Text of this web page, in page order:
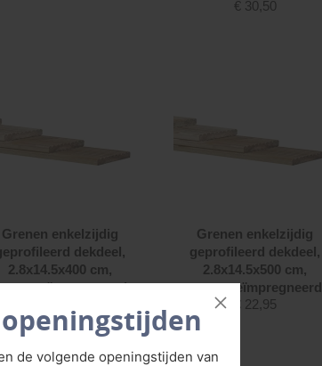
€ 30,50
Grenen enkelzijdig
dekdeel,
2.8x14.5x400 cm,
geïmpregneerd
Grenen enkelzijdig
geprofileerd dekdeel,
2.8x14.5x500 cm,
groen geïmpregneerd
22,95
de volgende openingstijden van